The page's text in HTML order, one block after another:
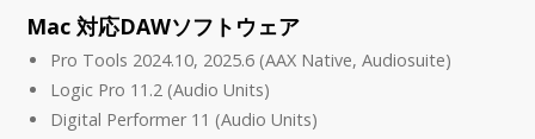
Mac 対応DAWソフトウェア
Pro Tools 2024.10, 2025.6 (AAX Native, Audiosuite)
Logic Pro 11.2 (Audio Units)
Digital Performer 11 (Audio Units)